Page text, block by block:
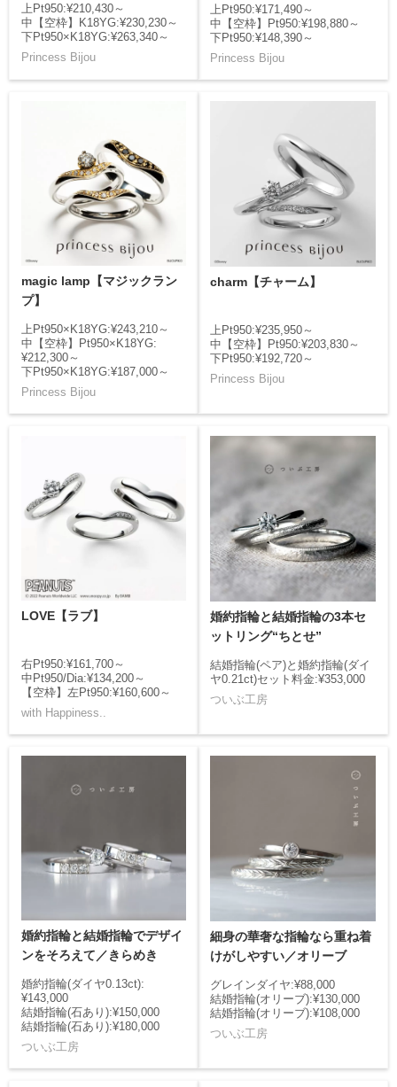
上Pt950:¥210,430～
中【空枠】K18YG:¥230,230～
下Pt950×K18YG:¥263,340～
Princess Bijou
上Pt950:¥171,490～
中【空枠】Pt950:¥198,880～
下Pt950:¥148,390～
Princess Bijou
magic lamp【マジックラン
プ】
上Pt950×K18YG:¥243,210～
中【空枠】Pt950×K18YG:
¥212,300～
下Pt950×K18YG:¥187,000～
Princess Bijou
charm【チャーム】
上Pt950:¥235,950～
中【空枠】Pt950:¥203,830～
下Pt950:¥192,720～
Princess Bijou
LOVE【ラブ】
右Pt950:¥161,700～
中Pt950/Dia:¥134,200～
【空枠】左Pt950:¥160,600～
with Happiness..
婚約指輪と結婚指輪の3本セ
ットリング“ちとせ”
結婚指輪(ペア)と婚約指輪(ダイ
ヤ0.21ct)セット料金:¥353,000
ついぶ工房
婚約指輪と結婚指輪でデザイ
ンをそろえて／きらめき
婚約指輪(ダイヤ0.13ct):
¥143,000
結婚指輪(石あり):¥150,000
結婚指輪(石あり):¥180,000
ついぶ工房
細身の華奢な指輪なら重ね着
けがしやすい／オリーブ
グレインダイヤ:¥88,000
結婚指輪(オリーブ):¥130,000
結婚指輪(オリーブ):¥108,000
ついぶ工房